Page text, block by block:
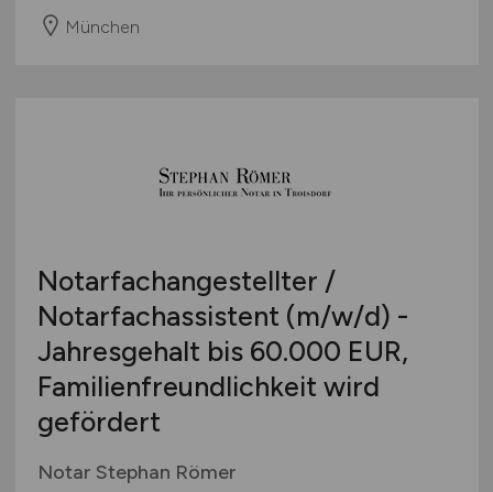
München
Notarfachangestellter /
Notarfachassistent (m/w/d) -
Jahresgehalt bis 60.000 EUR,
Familienfreundlichkeit wird
gefördert
Notar Stephan Römer